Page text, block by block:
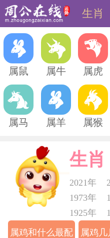
生肖
属鼠 属牛 属虎
属马 属羊 属猴
生肖
2021年
1973年
1925年
属鸡和什么最配
属鸡